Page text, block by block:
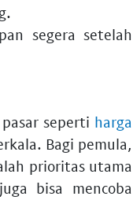
segera setelah
seperti harga
Bagi pemula,
prioritas utama
bisa mencoba